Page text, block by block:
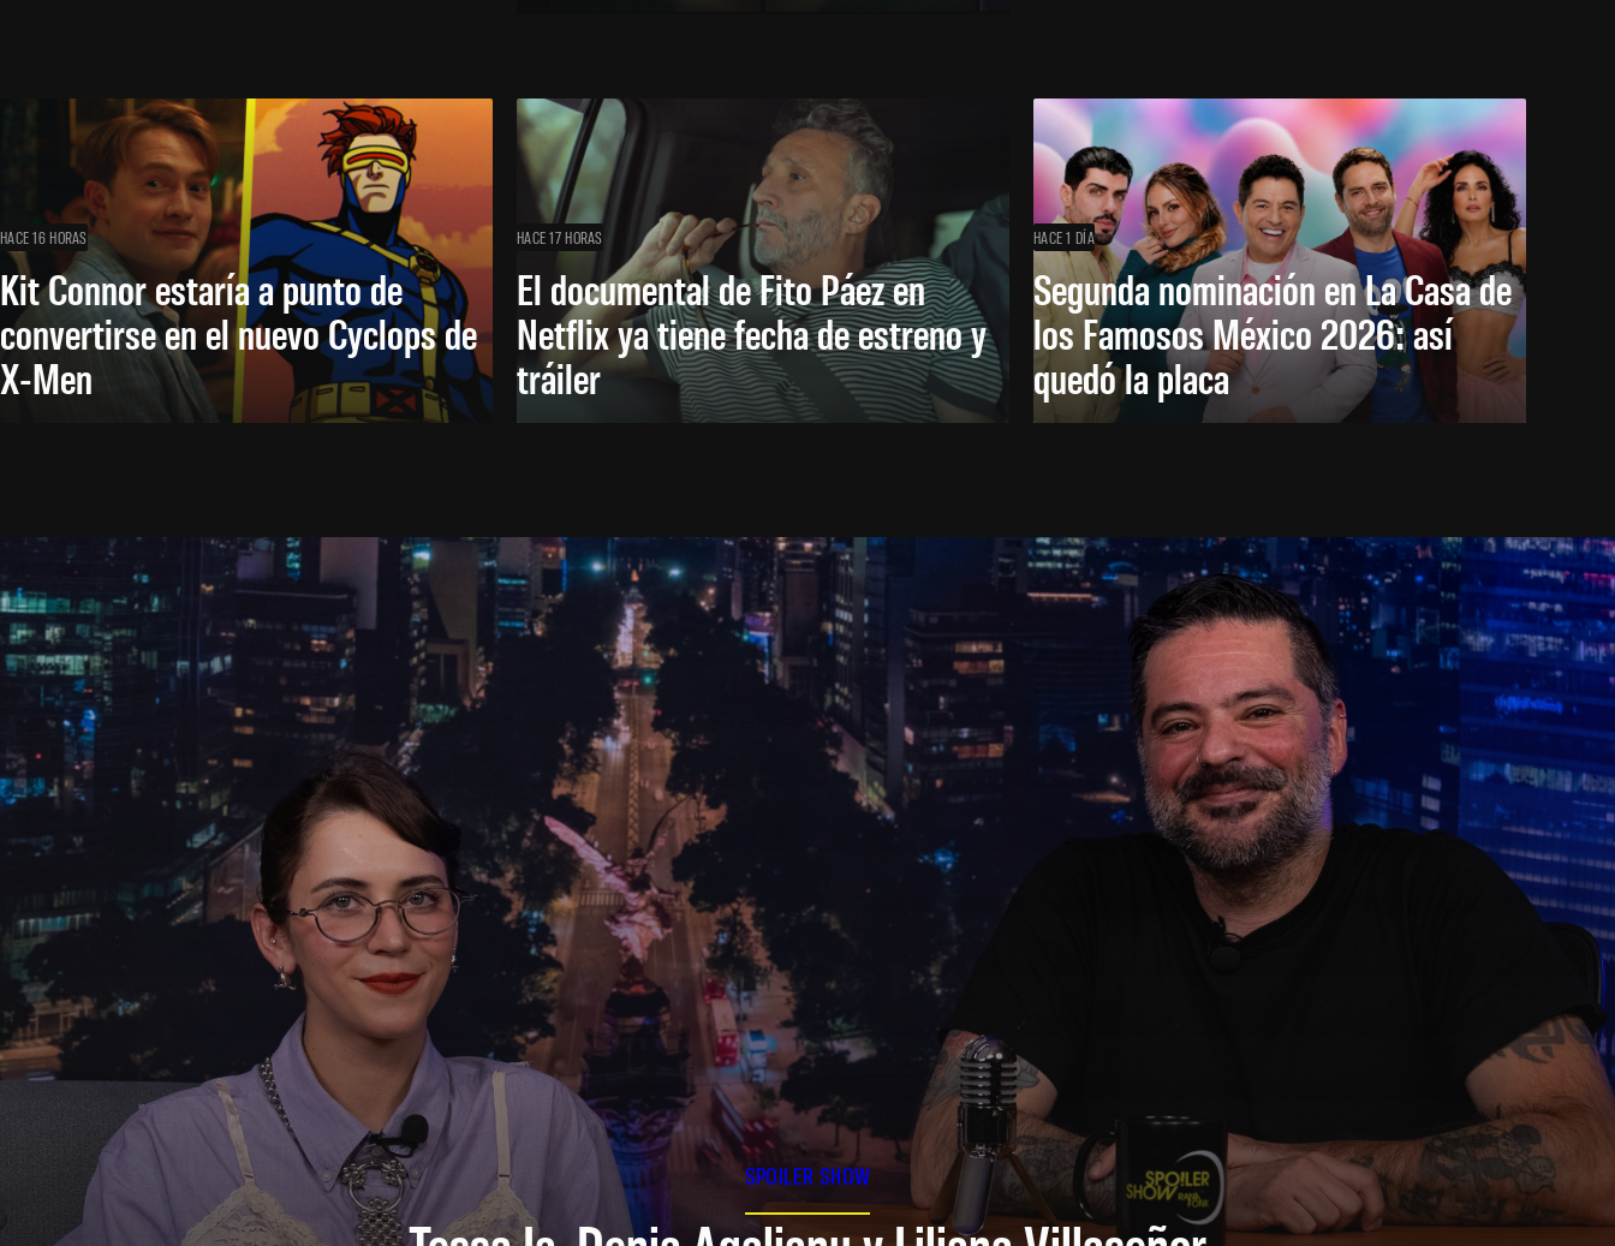
HACE 16 HORAS
Kit Connor estaría a punto de
convertirse en el nuevo Cyclops de
X-Men
HACE 17 HORAS
El documental de Fito Páez en
Netflix ya tiene fecha de estreno y
tráiler
HACE 1 DÍA
Segunda nominación en La Casa de
los Famosos México 2026: así
quedó la placa
SPOILER SHOW